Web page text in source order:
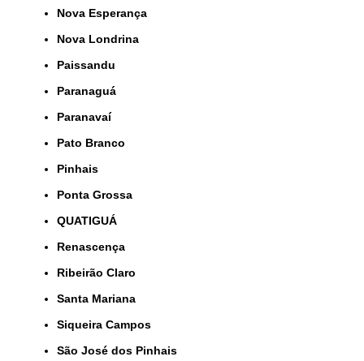
Nova Esperança
Nova Londrina
Paissandu
Paranaguá
Paranavaí
Pato Branco
Pinhais
Ponta Grossa
QUATIGUÁ
Renascença
Ribeirão Claro
Santa Mariana
Siqueira Campos
São José dos Pinhais